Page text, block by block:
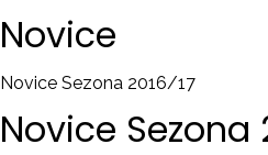
Novice
Novice Sezona 2016/17
Novice Sezona